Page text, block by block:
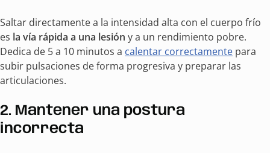
Saltar directamente a la intensidad alta con el cuerpo frío
es la vía rápida a una lesión y a un rendimiento pobre.
Dedica de 5 a 10 minutos a calentar correctamente para
subir pulsaciones de forma progresiva y preparar las
articulaciones.
2. Mantener una postura
incorrecta